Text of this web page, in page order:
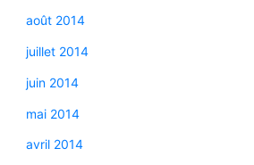
août 2014
juillet 2014
juin 2014
mai 2014
avril 2014